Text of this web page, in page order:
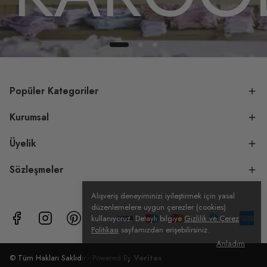
Alışveriş deneyiminizi iyileştirmek için yasal
düzenlemelere uygun çerezler (cookies)
kullanıyoruz. Detaylı bilgiyeGizlilik ve Çerez
Politikası sayfamızdan erişebilirsiniz.
Anladım
Popüler Kategoriler
Kurumsal
Üyelik
Sözleşmeler
© Tüm Hakları Saklıdır - Powered By Veritas